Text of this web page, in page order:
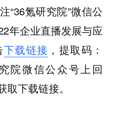
“36氪研究院”微信公
年企业直播发展与应
下载链接 ，提取码：
院微信公众号上回
取下载链接。